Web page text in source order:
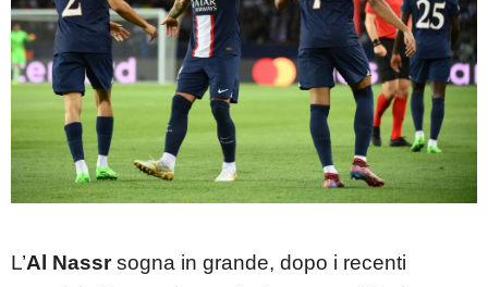
L’Al Nassrsogna in grande, dopo i recenti